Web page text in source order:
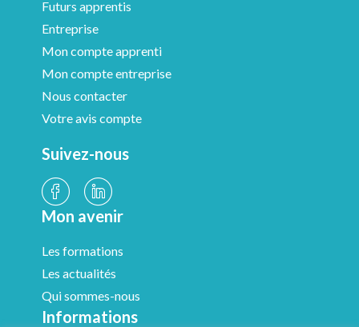
Futurs apprentis
Entreprise
Mon compte apprenti
Mon compte entreprise
Nous contacter
Votre avis compte
Suivez-nous
Mon avenir
Les formations
Les actualités
Qui sommes-nous
Informations